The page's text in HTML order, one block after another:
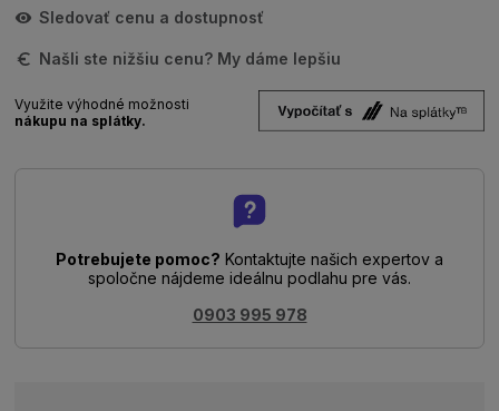
Sledovať cenu a dostupnosť
Našli ste nižšiu cenu? My dáme lepšiu
Využite výhodné možnosti
nákupu na splátky.
Potrebujete pomoc? Kontaktujte našich expertov a
spoločne nájdeme ideálnu podlahu pre vás.
0903 995 978